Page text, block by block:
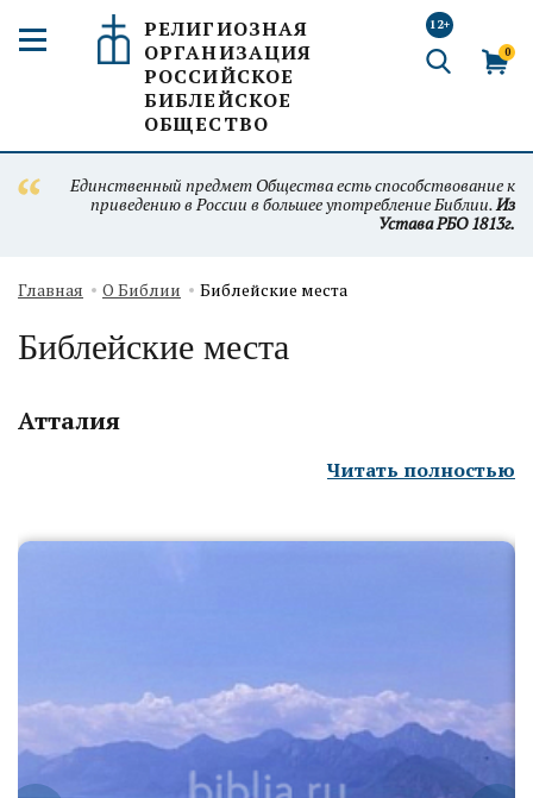
РЕЛИГИОЗНАЯ
ОРГАНИЗАЦИЯ
РОССИЙСКОЕ
БИБЛЕЙСКОЕ
ОБЩЕСТВО
12+
0
Единственный предмет Общества есть способствование к
приведению в России в большее употребление Библии.Из
Устава РБО 1813г.
Главная О Библии Библейские места
Библейские места
Атталия
Читать полностью
Атталия (совр.
Анталья). Вид
на запад, на
Таврские горы